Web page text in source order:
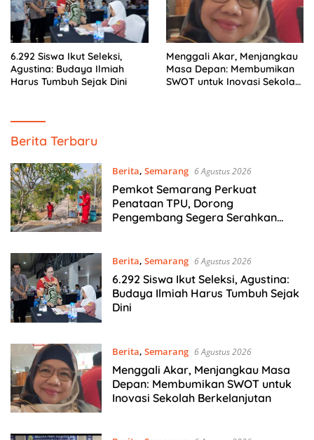
6.292 Siswa Ikut Seleksi,
Agustina: Budaya Ilmiah
Harus Tumbuh Sejak Dini
Menggali Akar, Menjangkau
Masa Depan: Membumikan
SWOT untuk Inovasi Sekolah
Gempar
Berita Terbaru
Berita, Semarang 6 Agustus 2026
Pemkot Semarang Perkuat
Penataan TPU, Dorong
Pengembang Segera Serahkan
Berita, Semarang 6 Agustus 2026
6.292 Siswa Ikut Seleksi, Agustina:
Budaya Ilmiah Harus Tumbuh Sejak
Dini
Berita, Semarang 6 Agustus 2026
Menggali Akar, Menjangkau Masa
Depan: Membumikan SWOT untuk
Inovasi Sekolah Berkelanjutan